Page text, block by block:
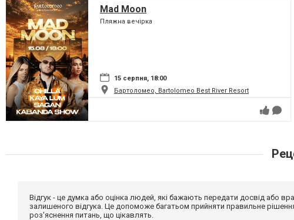
Mad Moon
Пляжна вечірка
15 серпня, 18:00
Бартоломео, Bartolomeo Best River Resort
Відгук - це думка або оцінка людей, які бажають передати досвід або
залишеного відгука. Це допоможе багатьом прийняти правильне
роз'яснення питань, що цікавлять.